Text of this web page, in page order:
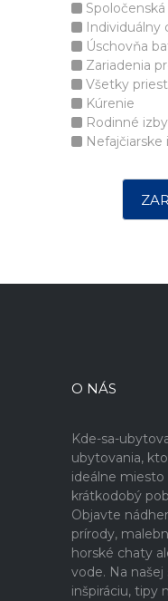
Individuálny
Úschovňa
Zariadenia
Všetky
Kúrenie
Rodinné izby
Nefajčiarske
O NÁS
Kde-sa-
ubytovania,
ideálne miesto
krátkodobý
Objavte
prírody,
horské chaty
vode. Na
inšpiráciu, tipy